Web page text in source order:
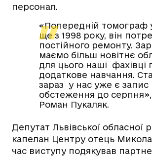
персонал.
«Попередній томограф
ще з 1998 року, він
постійного ремонту.
маємо більш новітнє
для цього наші
додаткове навчання.
зараз у нас уже є запис
обстеження до серпня»,
Роман Пукаляк.
Депутат Львівської обласної
капелан Центру отець Микола
час виступу подякував